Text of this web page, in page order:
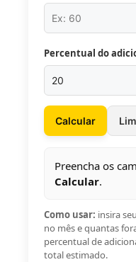
Percentual do
Calcular
Preencha os
Calcular.
Como usar: insira
no mês e quantas
percentual de
total estimado.